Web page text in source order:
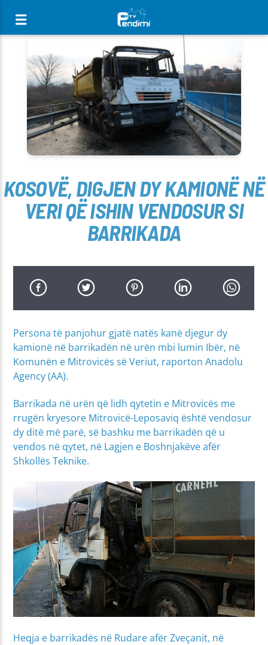
[There are no radio stations in the database]
KOSOVË, DIGJEN DY KAMIONË NË
VERI QË ISHIN VENDOSUR SI
BARRIKADA
Persona të panjohur gjatë natës kanë djegur dy
kamionë në barrikadën në urën mbi lumin Ibër, në
Komunën e Mitrovicës së Veriut, raporton Anadolu
Agency (AA).
Barrikada në urën që lidh qytetin e Mitrovicës me
rrugën kryesore Mitrovicë-Leposaviq është vendosur
dy ditë më parë, së bashku me barrikadën që u
vendos në qytet, në Lagjen e Boshnjakëve afër
Shkollës Teknike.
Heqja e barrikadës në Rudare afër Zveçanit, në